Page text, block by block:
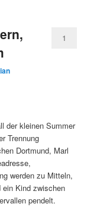
1
der kleinen Summer
Trennung
Dortmund, Marl
werden zu Mitteln,
ein Kind zwischen
pendelt.